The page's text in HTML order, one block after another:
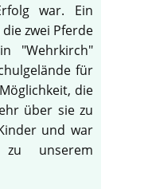
war. Ein
zwei Pferde
"Wehrkirch"
für
die
über sie zu
und war
unserem